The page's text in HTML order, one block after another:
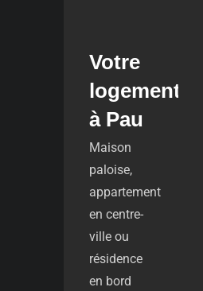
Votre
logement
à Pau
Maison
paloise,
appartement
en centre-
ville ou
résidence
en bord